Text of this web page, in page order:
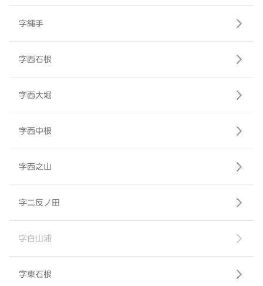
字縄手
字西石根
字西大堀
字西中根
字西之山
字二反ノ田
字白山浦
字東石根